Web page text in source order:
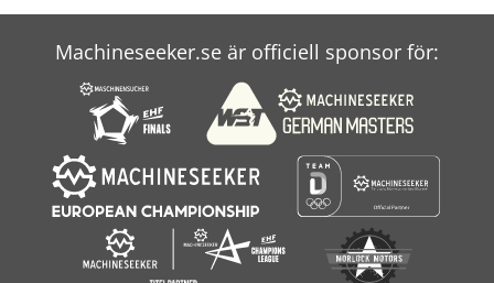
Machineseeker.se är officiell sponsor för: